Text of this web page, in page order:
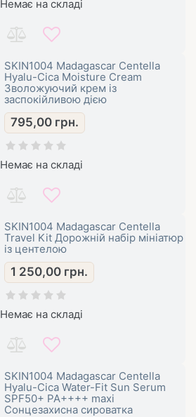
Немає на складі
SKIN1004 Madagascar Centella
Hyalu-Cica Moisture Cream
Зволожуючий крем із
заспокійливою дією
795,00 грн.
Немає на складі
SKIN1004 Madagascar Centella
Travel Kit Дорожній набір мініатюр
із центелою
1 250,00 грн.
Немає на складі
SKIN1004 Madagascar Centella
Hyalu-Cica Water-Fit Sun Serum
SPF50+ PA++++ maxi
Сонцезахисна сироватка